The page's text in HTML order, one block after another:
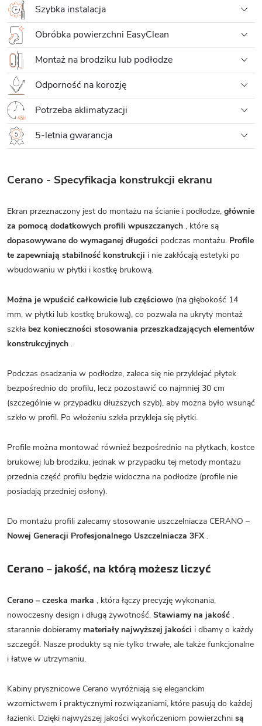
Szybka instalacja
Obróbka powierzchni EasyClean
Montaż na brodziku lub podłodze
Odporność na korozję
Potrzeba aklimatyzacji
5-letnia gwarancja
Cerano - Specyfikacja konstrukcji ekranu
Ekran przeznaczony jest do montażu na ścianie i podłodze, głównie
za pomocą dodatkowych profili wpuszczanych , które są
dopasowywane do wymaganej długości podczas montażu. Profile
te zapewniają stabilność konstrukcji i nie zakłócają estetyki po
wbudowaniu w płytki i kostkę brukową.
Można je wpuścić całkowicie lub częściowo (na głębokość 14
mm, w płytki lub kostkę brukową), co pozwala na ukryty montaż
szkła bez konieczności stosowania przeszkadzających elementów
konstrukcyjnych .
Podczas osadzania w podłodze, zaleca się nie przyklejać płytek
bezpośrednio do profilu, lecz pozostawić co najmniej 30 cm
(szczególnie w przypadku dłuższych szyb), aby można było wsunąć
szkło w profil. Po włożeniu szkła przykleja się płytki.
Profile można montować również bezpośrednio na płytkach, kostce
brukowej lub brodziku, jednak w przypadku tej metody montażu
przednia część profilu będzie widoczna na podłodze (profile nie
posiadają przedniej osłony).
Do montażu profili zalecamy stosowanie uszczelniacza CERANO –
Nowej Generacji Profesjonalnego Uszczelniacza 3FX.
Cerano – jakość, na którą możesz liczyć
Cerano – czeska marka , która łączy precyzję wykonania,
nowoczesny design i długą żywotność. Stawiamy na jakość ,
starannie dobieramy materiały najwyższej jakości i dbamy o każdy
szczegół. Nasze produkty są nie tylko trwałe, ale także funkcjonalne
i łatwe w utrzymaniu.
Kabiny prysznicowe Cerano wyróżniają się eleganckim
wzornictwem i praktycznymi rozwiązaniami, które pasują do każdej
łazienki. Dzięki najwyższej jakości wykończeniom powierzchni są